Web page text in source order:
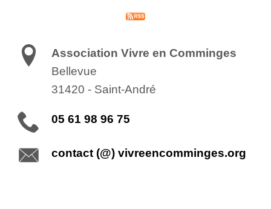
Association Vivre en Comminges
Bellevue
31420 - Saint-André
05 61 98 96 75
contact (@) vivreencomminges.org